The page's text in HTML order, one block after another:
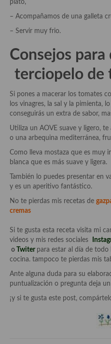
Cocina de Egipto
Cocina Japonesa
Cocina Vietnamita
Cocina camboyana
Cocina Coreana
Cocina HIndú
Cocina China
Cocina filipina
Cocina de Hawái
Cocina de Madagascar
Cocina Africana
plato,
– Acompañamos de una galleta
– Servir muy frio.
Consejos para
terciopelo de
Si pones a macerar los tomates
los vinagres, la sal y la pimienta,
conseguirás un extra de sabor,
Utiliza un AOVE suave y ligero,
o una arbequina mediterránea,
Como lleva mostaza que es muy
blanca que es más suave y ligera.
También lo puedes presentar en
y es un aperitivo fantástico.
No te pierdas mis recetas de
cremas
Si te gusta esta receta visita mi
videos y mis redes sociales
o
Twiter para estar al día de
cocina. tampoco te pierdas mis
Ante alguna duda para su
puntualización o pregunta deja
¡y si te gusta este post,